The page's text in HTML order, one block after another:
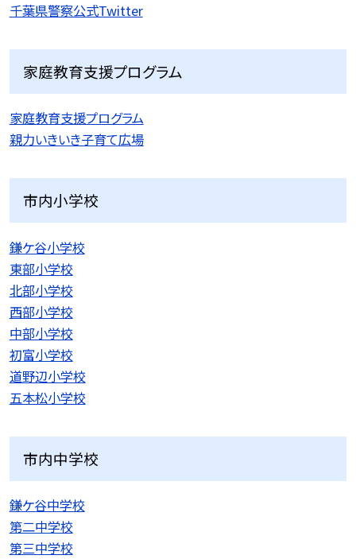
千葉県警察公式Twitter
家庭教育支援プログラム
家庭教育支援プログラム
親力いきいき子育て広場
市内小学校
鎌ケ谷小学校
東部小学校
北部小学校
西部小学校
中部小学校
初富小学校
道野辺小学校
五本松小学校
市内中学校
鎌ケ谷中学校
第二中学校
第三中学校